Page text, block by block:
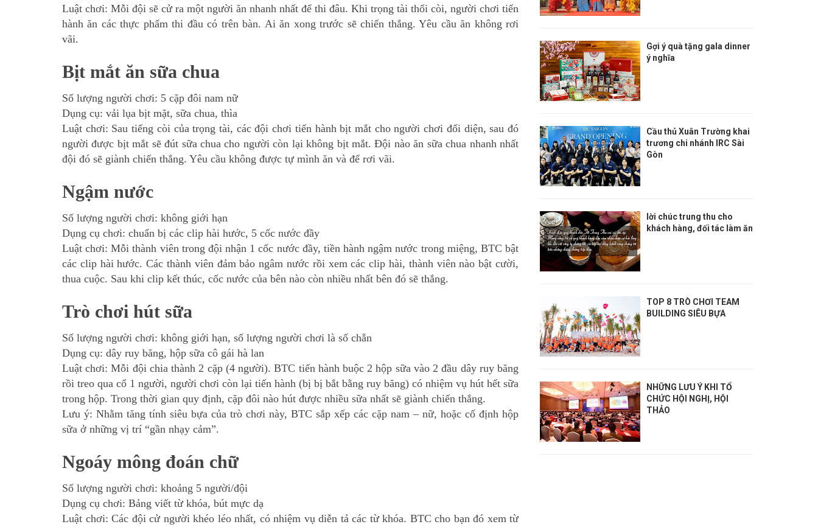
Luật chơi: Mỗi đội sẽ cử ra một người ăn nhanh nhất để thi đâu. Khi trọng tài thổi còi, người chơi tiến
hành ăn các thực phẩm thi đầu có trên bàn. Ai ăn xong trước sẽ chiến thắng. Yêu cầu ăn không rơi
vãi.
Bịt mắt ăn sữa chua
Số lượng người chơi: 5 cặp đôi nam nữ
Dụng cụ: vải lụa bịt mặt, sữa chua, thìa
Luật chơi: Sau tiếng còi của trọng tài, các đội chơi tiến hành bịt mắt cho người chơi đối diện, sau đó
người được bịt mắt sẽ đút sữa chua cho người còn lại không bịt mắt. Đội nào ăn sữa chua nhanh nhất
đội đó sẽ giành chiến thắng. Yêu cầu không được tự mình ăn và để rơi vãi.
Ngậm nước
Số lượng người chơi: không giới hạn
Dụng cụ chơi: chuẩn bị các clip hài hước, 5 cốc nước đầy
Luật chơi: Mỗi thành viên trong đội nhận 1 cốc nước đầy, tiền hành ngậm nước trong miệng, BTC bật
các clip hài hước. Các thành viên đảm bảo ngâm nước rồi xem các clip hài, thành viên nào bật cười,
thua cuộc. Sau khi clip kết thúc, cốc nước của bên nào còn nhiều nhất bên đó sẽ thắng.
Trò chơi hút sữa
Số lượng người chơi: không giới hạn, số lượng người chơi là số chẵn
Dụng cụ: dây ruy băng, hộp sữa cô gái hà lan
Luật chơi: Mỗi đội chia thành 2 cặp (4 người). BTC tiến hành buộc 2 hộp sữa vào 2 đầu dây ruy băng
rồi treo qua cổ 1 người, người chơi còn lại tiến hành (bị bị bắt bằng ruy băng) có nhiệm vụ hút hết sữa
trong hộp. Trong thời gian quy định, cặp đôi nào hút được nhiều sữa nhất sẽ giành chiến thắng.
Lưu ý: Nhằm tăng tính siêu bựa của trò chơi này, BTC sắp xếp các cặp nam – nữ, hoặc cố định hộp
sữa ở những vị trí “gần nhạy cảm”.
Ngoáy mông đoán chữ
Số lượng người chơi: khoảng 5 người/đội
Dụng cụ chơi: Bảng viết từ khóa, bút mực dạ
Luật chơi: Các đội cử người khéo léo nhất, có nhiệm vụ diễn tả các từ khóa. BTC cho bạn đó xem từ
Gợi ý quà tặng gala dinner
ý nghĩa
Cầu thủ Xuân Trường khai
trương chi nhánh IRC Sài
Gòn
lời chúc trung thu cho
khách hàng, đối tác làm ăn
TOP 8 TRÒ CHƠI TEAM
BUILDING SIÊU BỰA
NHỮNG LƯU Ý KHI TỔ
CHỨC HỘI NGHỊ, HỘI
THẢO